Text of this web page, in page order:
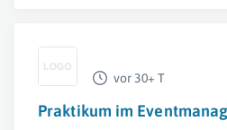
vor 30+ T
Praktikum im